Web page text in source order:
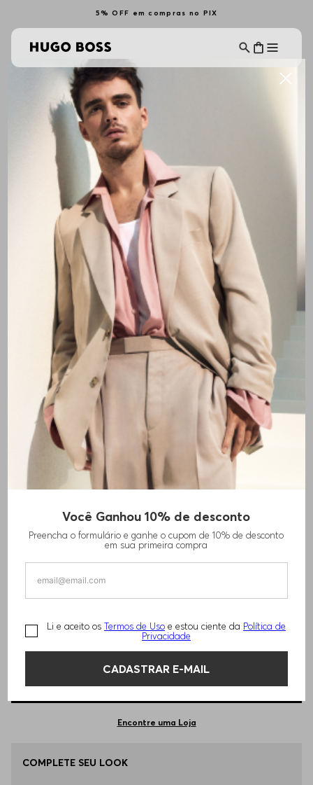
5% OFF em compras no PIX
Você Ganhou 10% de desconto
Preencha o formulário e ganhe o cupom de 10% de desconto
em sua primeira compra
Li e aceito os Termos de Uso e estou ciente da Política de
Privacidade
CADASTRAR E-MAIL
CAMISETA OVERSIZED EM ALGODÃO COM
MOTIVOS DE CÃO
TAMANHO - Informações do Tamanho
Qual o seu Tamanho? Tabela de Tamanhos
EP - XS
ADICIONAR AO CARRINHO
Encontre uma Loja
COMPLETE SEU LOOK